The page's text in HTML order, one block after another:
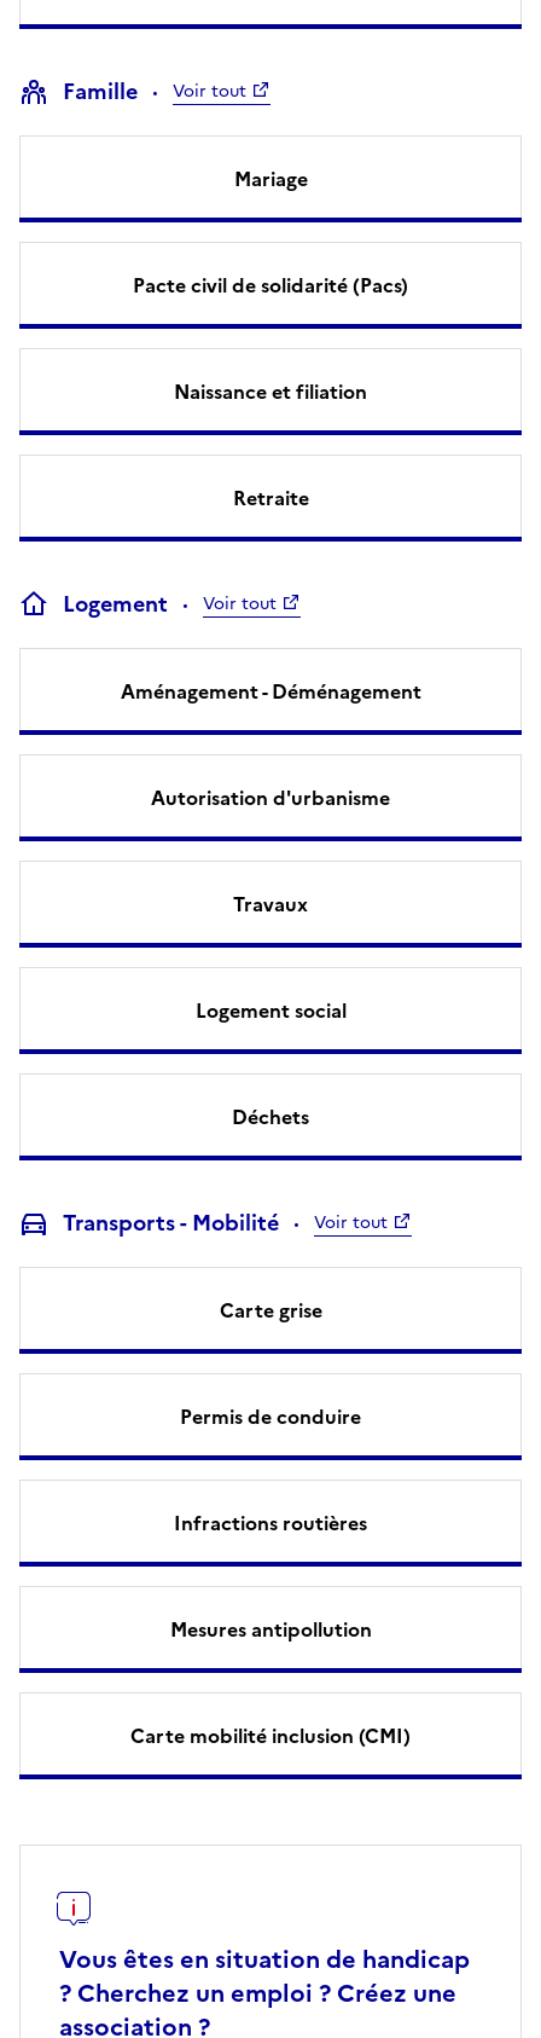
Famille Voir tout
Mariage
Pacte civil de solidarité (Pacs)
Naissance et filiation
Retraite
Logement Voir tout
Aménagement - Déménagement
Autorisation d'urbanisme
Travaux
Logement social
Déchets
Transports - Mobilité Voir tout
Carte grise
Permis de conduire
Infractions routières
Mesures antipollution
Carte mobilité inclusion (CMI)
Vous êtes en situation de handicap
? Cherchez un emploi ? Créez une
association ?